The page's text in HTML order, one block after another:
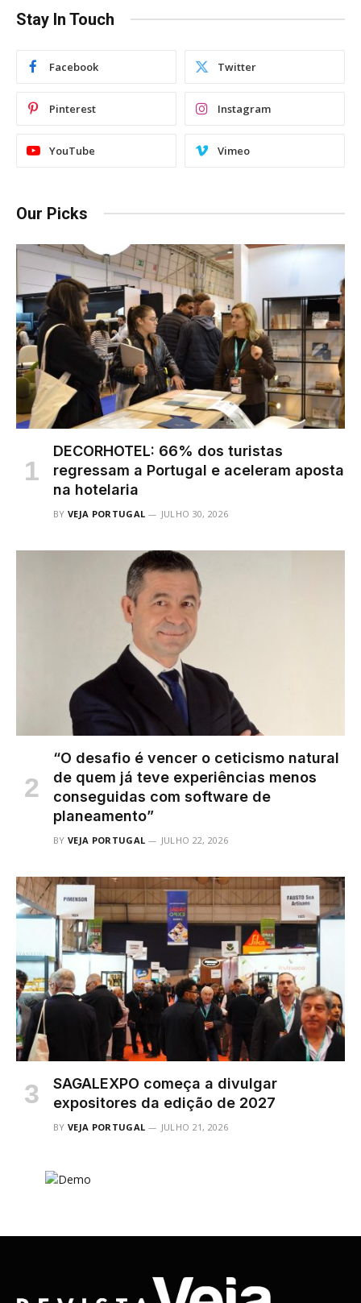
Stay In Touch
Facebook Twitter
Pinterest Instagram
YouTube Vimeo
Our Picks
DECORHOTEL: 66% dos turistas
regressam a Portugal e aceleram aposta
na hotelaria
BY VEJA PORTUGAL JULHO 30, 2026
“O desafio é vencer o ceticismo natural
de quem já teve experiências menos
conseguidas com software de
planeamento”
BY VEJA PORTUGAL JULHO 22, 2026
SAGALEXPO começa a divulgar
expositores da edição de 2027
BY VEJA PORTUGAL JULHO 21, 2026